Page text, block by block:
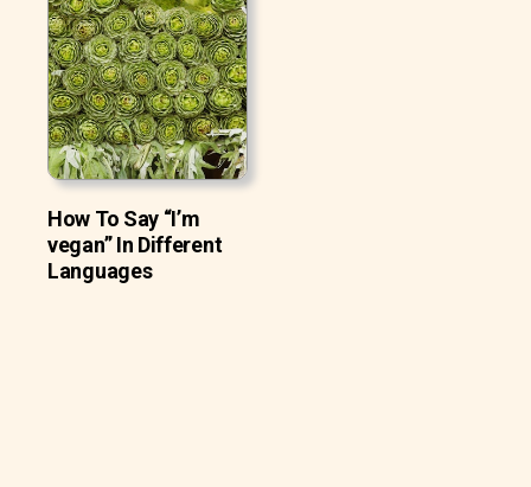
How To Say “I’m
vegan” In Different
Languages